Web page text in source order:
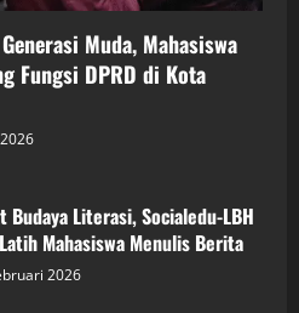
Muda, Mahasiswa
Fungsi DPRD di Kota
Budaya Literasi, Socialedu-LBH
Mahasiswa Menulis Berita
2026